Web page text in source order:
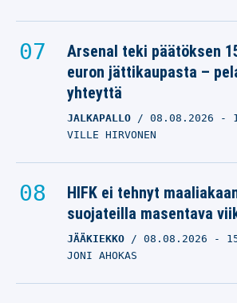
Arsenal teki päätöksen
euron jättikaupasta –
yhteyttä
JALKAPALLO 08.08.2026 -
VILLE HIRVONEN
HIFK ei tehnyt
suojateilla masentava
JÄÄKIEKKO 08.08.2026 -
JONI AHOKAS